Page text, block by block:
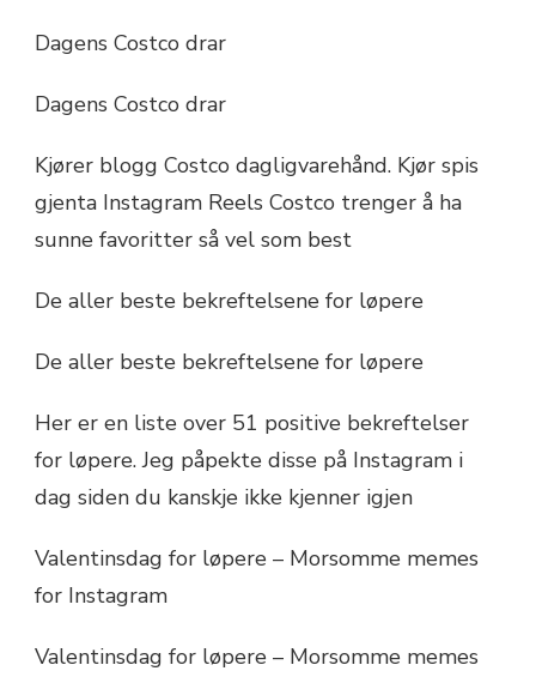
Dagens Costco drar
Dagens Costco drar
Kjører blogg Costco dagligvarehånd. Kjør spis
gjenta Instagram Reels Costco trenger å ha
sunne favoritter så vel som best
De aller beste bekreftelsene for løpere
De aller beste bekreftelsene for løpere
Her er en liste over 51 positive bekreftelser
for løpere. Jeg påpekte disse på Instagram i
dag siden du kanskje ikke kjenner igjen
Valentinsdag for løpere – Morsomme memes
for Instagram
Valentinsdag for løpere – Morsomme memes